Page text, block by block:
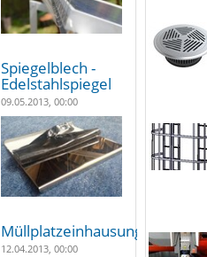
Spiegelblech -
Edelstahlspiegel
09.05.2013, 00:00
Müllplatzeinhausungen
12.04.2013, 00:00